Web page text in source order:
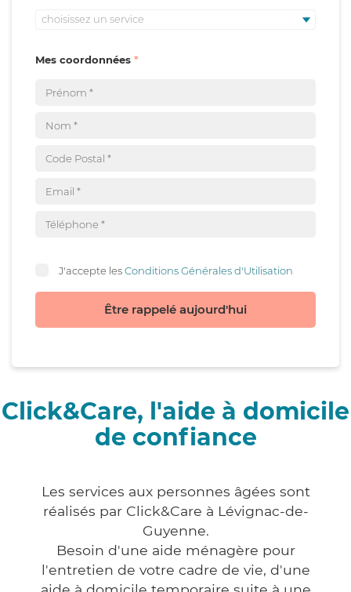
choisissez un service
Mes coordonnées
J'accepte lesConditions Générales d'Utilisation
Être rappelé aujourd'hui
Click&Care, l'aide à domicile
de confiance
Les services aux personnes âgées sont
réalisés par Click&Care à Lévignac-de-
Guyenne.
Besoin d'une aide ménagère pour
l'entretien de votre cadre de vie, d'une